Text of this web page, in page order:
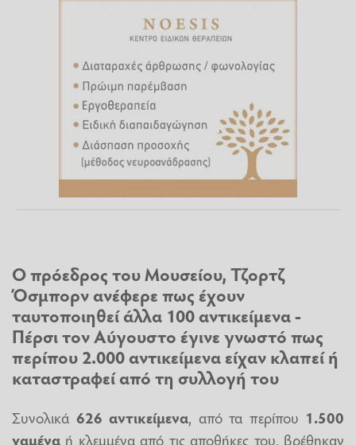
Ο πρόεδρος του Μουσείου, Τζορτζ
Όσμπορν ανέφερε πως έχουν
ταυτοποιηθεί άλλα 100 αντικείμενα -
Πέρσι τον Αύγουστο έγινε γνωστό πως
περίπου 2.000 αντικείμενα είχαν κλαπεί ή
καταστραφεί από τη συλλογή του
Συνολικά 626 αντικείμενα, από τα περίπου 1.500
χαμένα ή κλεμμένα από τις αποθήκες του, βρέθηκαν